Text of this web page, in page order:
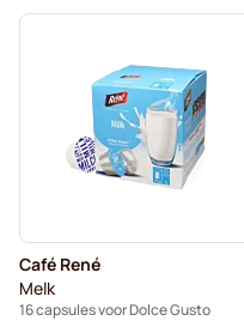
Ontkalken en onderhoud
Segafredo -
Café René -
Caffè Borbone voor Dolce
Capsules voor Dolce Gusto®
Café René
Melk
16 capsules voor Dolce Gusto